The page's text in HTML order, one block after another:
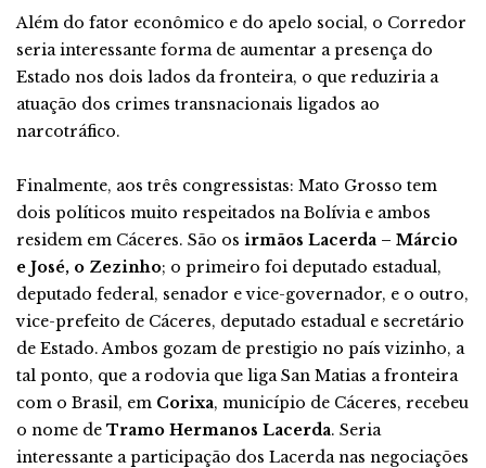
Além do fator econômico e do apelo social, o Corredor
seria interessante forma de aumentar a presença do
Estado nos dois lados da fronteira, o que reduziria a
atuação dos crimes transnacionais ligados ao
narcotráfico.
Finalmente, aos três congressistas: Mato Grosso tem
dois políticos muito respeitados na Bolívia e ambos
residem em Cáceres. São os irmãos Lacerda – Márcio
e José, o Zezinho; o primeiro foi deputado estadual,
deputado federal, senador e vice-governador, e o outro,
vice-prefeito de Cáceres, deputado estadual e secretário
de Estado. Ambos gozam de prestigio no país vizinho, a
tal ponto, que a rodovia que liga San Matias a fronteira
com o Brasil, em Corixa, município de Cáceres, recebeu
o nome de Tramo Hermanos Lacerda. Seria
interessante a participação dos Lacerda nas negociações